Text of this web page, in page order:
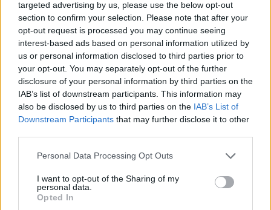
targeted advertising by us, please use the below opt-out
section to confirm your selection. Please note that after your
opt-out request is processed you may continue seeing
interest-based ads based on personal information utilized by
us or personal information disclosed to third parties prior to
your opt-out. You may separately opt-out of the further
disclosure of your personal information by third parties on the
IAB’s list of downstream participants. This information may
also be disclosed by us to third parties on the IAB’s List of
Downstream Participants that may further disclose it to other
Please note that this website/app uses one or more Google
not limited to your visit or usage behaviour. You may click to
grant or deny consent to Google and its third-party tags to
use your data for below specified purposes in below Google
Personal Data Processing Opt Outs
I want to opt-out of the Sharing of my
personal data.
Opted In
Ravne na Koroškem
Radlje ob Dravi
Novice Novice Novice Novice
Ključne besede: koronavirus